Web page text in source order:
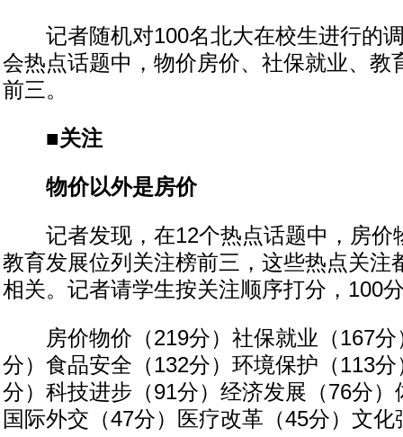
记者随机对100名北大在校生进行的调
会热点话题中，物价房价、社保就业、教
前三。
■关注
物价以外是房价
记者发现，在12个热点话题中，房价
教育发展位列关注榜前三，这些热点关注
相关。记者请学生按关注顺序打分，100
房价物价（219分）社保就业（167分
分）食品安全（132分）环境保护（113
分）科技进步（91分）经济发展（76分）
国际外交（47分）医疗改革（45分）文化